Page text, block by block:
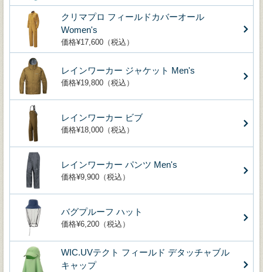
クリマプロ フィールドカバーオール
Women's
価格¥17,600（税込）
レインワーカー ジャケット Men's
価格¥19,800（税込）
レインワーカー ビブ
価格¥18,000（税込）
レインワーカー パンツ Men's
価格¥9,900（税込）
バグプルーフ ハット
価格¥6,200（税込）
WIC.UVテクト フィールド デタッチャブル
キャップ